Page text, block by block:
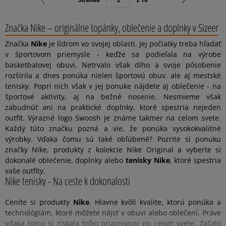
Značka Nike – originálne topánky, oblečenie a doplnky v Sizeer
Značka Nike je lídrom vo svojej oblasti. Jej počiatky treba hľadať
v športovom priemysle - keďže sa podieľala na výrobe
basketbalovej obuvi. Netrvalo však dlho a svoje pôsobenie
rozšírila a dnes ponúka nielen športovú obuv, ale aj mestské
tenisky. Popri nich však v jej ponuke nájdete aj oblečenie - na
športové aktivity, aj na bežné nosenie. Nesmieme však
zabudnúť ani na praktické doplnky, ktoré spestria nejeden
outfit. Výrazné logo Swoosh je známe takmer na celom svete.
Každý túto značku pozná a vie, že ponúka vysokokvalitné
výrobky. Vďaka čomu sú také obľúbené? Pozrite si ponuku
značky Nike, produkty z kolekcie Nike Original a vyberte si
dokonalé oblečenie, doplnky alebo tenisky Nike, ktoré spestria
vaše outfity.
Nike tenisky - Na ceste k dokonalosti
Ceníte si produkty Nike. Hlavne kvôli kvalite, ktorú ponúka a
technológiám, ktoré môžete nájsť v obuvi alebo oblečení. Práve
vďaka tomu si získala toľko priaznivcov po celom svete. Začalo